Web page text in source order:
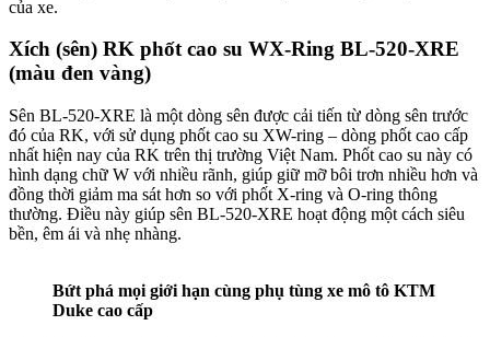
của xe.
Xích (sên) RK phốt cao su WX-Ring BL-520-XRE
(màu đen vàng)
Sên BL-520-XRE là một dòng sên được cải tiến từ dòng sên trước
đó của RK, với sử dụng phốt cao su XW-ring – dòng phốt cao cấp
nhất hiện nay của RK trên thị trường Việt Nam. Phốt cao su này có
hình dạng chữ W với nhiều rãnh, giúp giữ mỡ bôi trơn nhiều hơn và
đồng thời giảm ma sát hơn so với phốt X-ring và O-ring thông
thường. Điều này giúp sên BL-520-XRE hoạt động một cách siêu
bền, êm ái và nhẹ nhàng.
Bứt phá mọi giới hạn cùng phụ tùng xe mô tô KTM
Duke cao cấp